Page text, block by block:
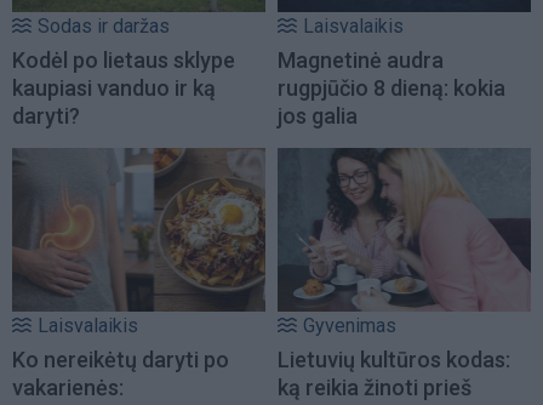
Sodas ir daržas
Kodėl po lietaus sklype
kaupiasi vanduo ir ką
daryti?
Laisvalaikis
Magnetinė audra
rugpjūčio 8 dieną: kokia
jos galia
Laisvalaikis
Ko nereikėtų daryti po
vakarienės:
Gyvenimas
Lietuvių kultūros kodas:
ką reikia žinoti prieš